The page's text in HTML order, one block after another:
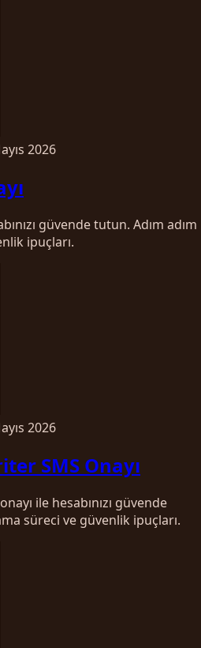
2026
güvende tutun. Adım adım
ipuçları.
2026
SMS Onayı
ile hesabınızı güvende
süreci ve güvenlik ipuçları.